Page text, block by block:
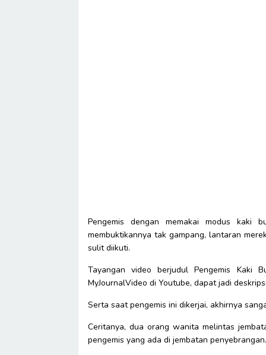
Pengemis dengan memakai modus kaki
membuktikannya tak gampang, lantaran
sulit diikuti.
Tayangan video berjudul Pengemis Kaki
MyJournalVideo di Youtube, dapat jadi
Serta saat pengemis ini dikerjai, akhirnya
Ceritanya, dua orang wanita melintas
pengemis yang ada di jembatan